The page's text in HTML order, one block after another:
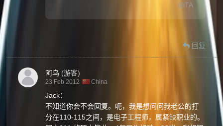
@TA
回复
阿乌 (游客)
23 Feb 2012 China
Jack：
不知道你会不会回复。呃，我是想问问我老公的打
分在110-115之间，是电子工程师，属紧缺职业的。